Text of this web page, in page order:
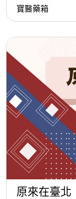
寶醫藥箱
原來在臺北